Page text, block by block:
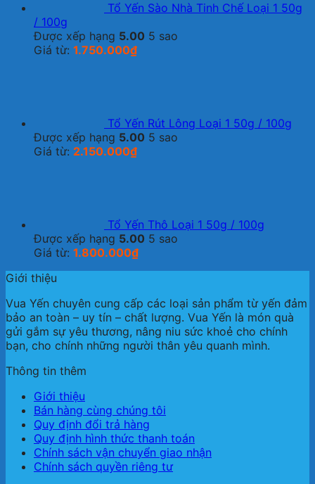
Tổ Yến Sào Nhà Tinh Chế Loại 1 50g
/ 100g
Được xếp hạng 5.00 5 sao
Giá từ: 1.750.000₫
Tổ Yến Rút Lông Loại 1 50g / 100g
Được xếp hạng 5.00 5 sao
Giá từ: 2.150.000₫
Tổ Yến Thô Loại 1 50g / 100g
Được xếp hạng 5.00 5 sao
Giá từ: 1.800.000₫
Giới thiệu
Vua Yến chuyên cung cấp các loại sản phẩm từ yến đảm
bảo an toàn – uy tín – chất lượng. Vua Yến là món quà
gửi gắm sự yêu thương, nâng niu sức khoẻ cho chính
bạn, cho chính những người thân yêu quanh mình.
Thông tin thêm
Giới thiệu
Bán hàng cùng chúng tôi
Quy định đổi trả hàng
Quy định hình thức thanh toán
Chính sách vận chuyển giao nhận
Chính sách quyền riêng tư